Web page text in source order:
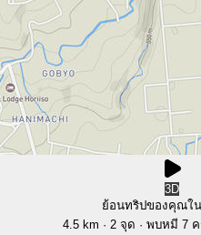
3D
ย้อนทริปของคุณใ
4.5 km · 2 จุด · พบหมี 7